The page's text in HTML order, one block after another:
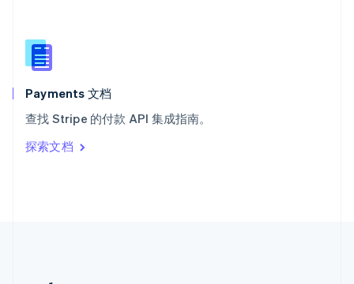
Payments 文档
查找 Stripe 的付款 API 集成指南。
探索文档
新西兰
English
匈牙利
English
ItalianoEnglish
印度
English